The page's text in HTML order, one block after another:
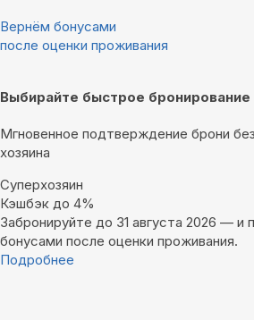
Вернём бонусами
после оценки проживания
Выбирайте быстрое бронирование
Мгновенное подтверждение брони
хозяина
Суперхозяин
Кэшбэк до 4%
Забронируйте до 31 августа 2026 — и
бонусами после оценки проживания.
Подробнее